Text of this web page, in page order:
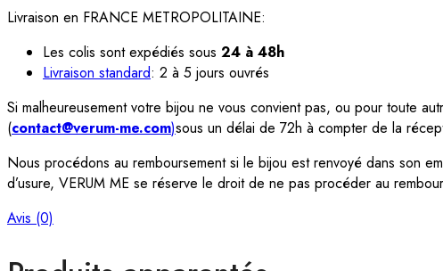
Livraison en FRANCE METROPOLITAINE:
Les colis sont expédiés sous 24 à 48h
Livraison standard: 2 à 5 jours ouvrés
Si malheureusement votre bijou ne vous convient pas, ou pour toute
(contact@verum-me.com)sous un délai de 72h à compter de la
Nous procédons au remboursement si le bijou est renvoyé dans son
d’usure, VERUM ME se réserve le droit de ne pas procéder au
Avis (0)